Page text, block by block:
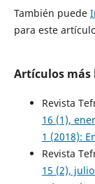
También puede
para este
Artículos
Revista
16 (1),
1 (2018):
Revista
15 (2),